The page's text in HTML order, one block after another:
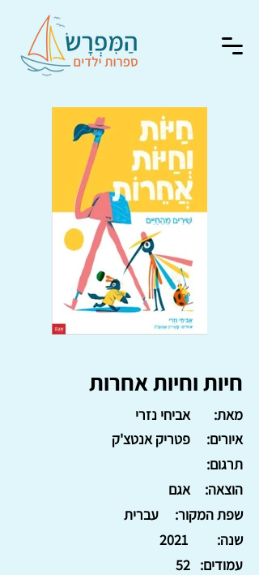
חיות וחיות אחרות
אביחי נזרי
מאת:
פטריק אנטצ'ק
איורים:
תרגום:
אגם
הוצאה:
עברית
שפת המקור:
2021
שנה:
52 עמודים: